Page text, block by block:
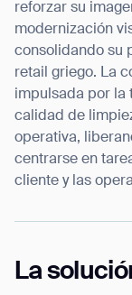
reforzar su
modernización
consolidando su
retail griego. La
impulsada por la
calidad de
operativa,
centrarse en
cliente y las
La